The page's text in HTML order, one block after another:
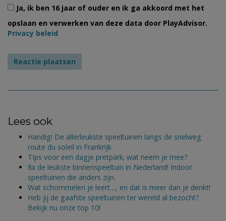
Ja, ik ben 16 jaar of ouder en ik ga akkoord met het
opslaan en verwerken van deze data door PlayAdvisor.
Privacy beleid
Lees ook
Handig! De allerleukste speeltuinen langs de snelweg
route du soleil in Frankrijk
Tips voor een dagje pretpark; wat neem je mee?
8x de leukste binnenspeeltuin in Nederland! Indoor
speeltuinen die anders zijn.
Wat schommelen je leert…, en dat is meer dan je denkt!
Heb jij de gaafste speeltuinen ter wereld al bezocht?
Bekijk nu onze top 10!